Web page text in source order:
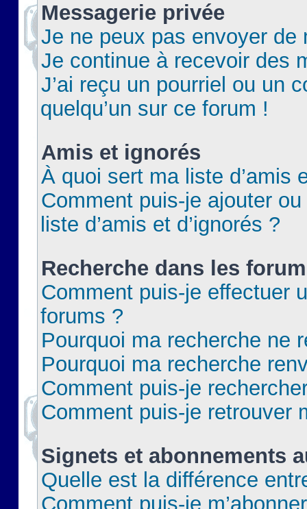
Messagerie privée
Je ne peux pas envoyer de
Je continue à recevoir des
J’ai reçu un pourriel ou un
quelqu’un sur ce forum !
Amis et ignorés
À quoi sert ma liste d’amis
Comment puis-je ajouter
liste d’amis et d’ignorés ?
Recherche dans les
Comment puis-je effectuer
forums ?
Pourquoi ma recherche ne
Pourquoi ma recherche
Comment puis-je
Comment puis-je retrouver
Signets et abonnements
Quelle est la différence
Comment puis-je